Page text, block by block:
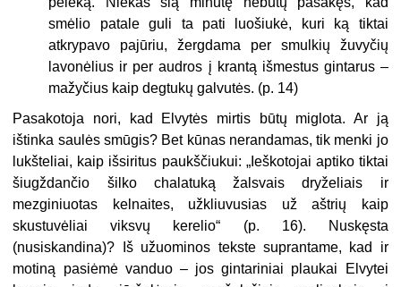
smėlio patale guli ta pati luošiukė, kuri ką tiktai
atkrypavo pajūriu, žergdama per smulkių žuvyčių
lavonėlius ir per audros į krantą išmestus gintarus –
mažyčius kaip degtukų galvutės. (p. 14)
Pasakotoja nori, kad Elvytės mirtis būtų miglota. Ar ją
ištinka saulės smūgis? Bet kūnas nerandamas, tik menki jo
lukšteliai, kaip išsiritus paukščiukui: „Ieškotojai aptiko tiktai
šiugždančio šilko chalatuką žalsvais dryželiais ir
mezginiuotas kelnaites, užkliuvusias už aštrių kaip
skustuvėliai viksvų kerelio“ (p. 16). Nuskęsta
(nusiskandina)? Iš užuominos tekste suprantame, kad ir
motiną pasiėmė vanduo – jos gintariniai plaukai Elvytei